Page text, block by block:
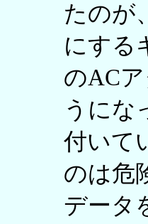
たのが
にする
のAC
うにな
付いて
のは危
データ